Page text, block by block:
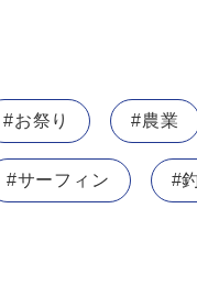
#お祭り #農業
#サーフィン #